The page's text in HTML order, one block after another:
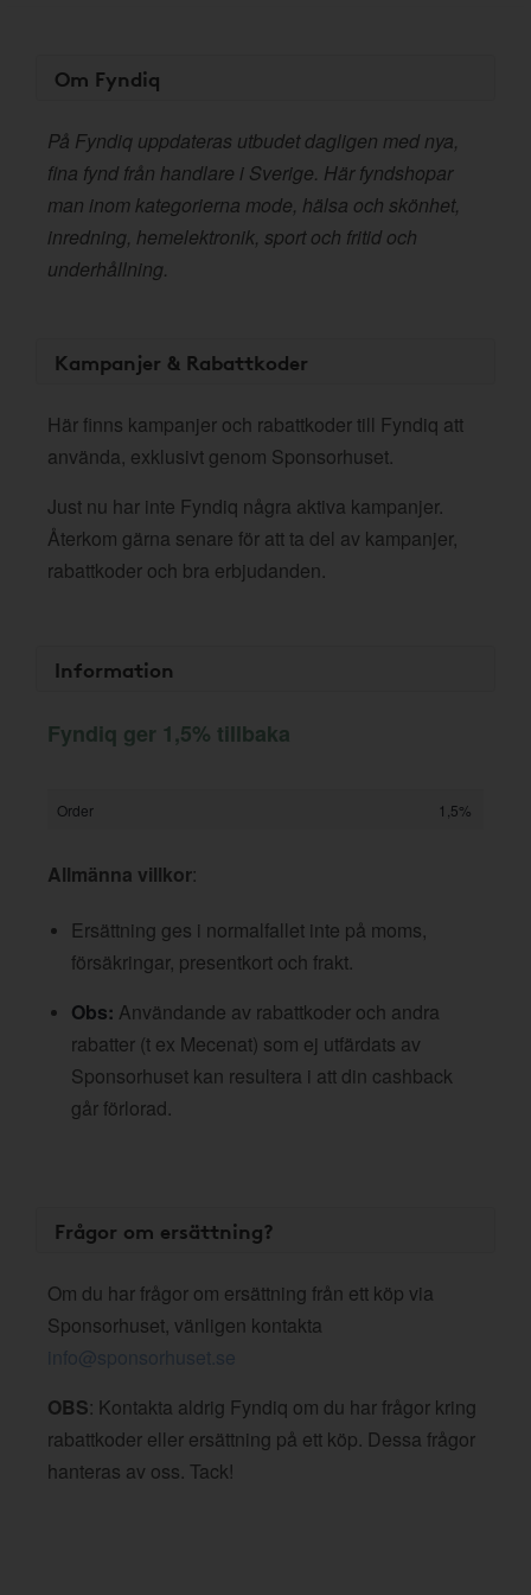
Om Fyndiq
På Fyndiq uppdateras utbudet dagligen med nya,
fina fynd från handlare i Sverige. Här fyndshopar
man inom kategorierna mode, hälsa och skönhet,
inredning, hemelektronik, sport och fritid och
underhållning.
Kampanjer & Rabattkoder
Här finns kampanjer och rabattkoder till Fyndiq att
använda, exklusivt genom Sponsorhuset.
Just nu har inte Fyndiq några aktiva kampanjer.
Återkom gärna senare för att ta del av kampanjer,
rabattkoder och bra erbjudanden.
Information
Fyndiq ger 1,5% tillbaka
Order 1,5%
Allmänna villkor:
Ersättning ges i normalfallet inte på moms,
försäkringar, presentkort och frakt.
Obs: Användande av rabattkoder och andra
rabatter (t ex Mecenat) som ej utfärdats av
Sponsorhuset kan resultera i att din cashback
går förlorad.
Frågor om ersättning?
Om du har frågor om ersättning från ett köp via
Sponsorhuset, vänligen kontakta
info@sponsorhuset.se
OBS: Kontakta aldrig Fyndiq om du har frågor kring
rabattkoder eller ersättning på ett köp. Dessa frågor
hanteras av oss. Tack!